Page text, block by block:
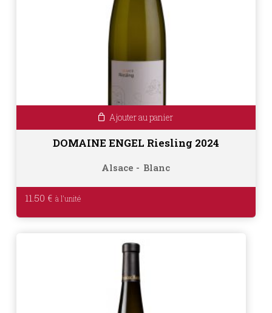
Ajouter au panier
DOMAINE ENGEL Riesling 2024
Alsace Blanc
11.50 €